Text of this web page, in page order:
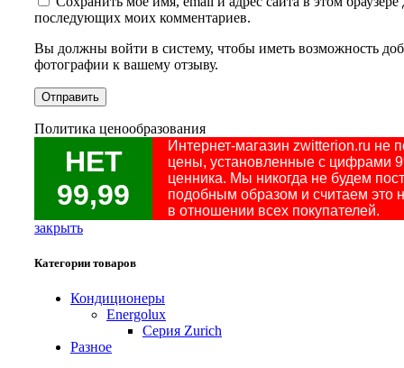
последующих моих комментариев.
Вы должны войти в систему, чтобы иметь возможность
фотографии к вашему отзыву.
Политика ценообразования
НЕТ
99,99
Интернет-магазин zwitterion.ru не
цены, установленные с цифрами
ценника. Мы никогда не будем
подобным образом и считаем это
в отношении всех покупателей.
закрыть
Категории товаров
Кондиционеры
Energolux
Серия Zurich
Разное